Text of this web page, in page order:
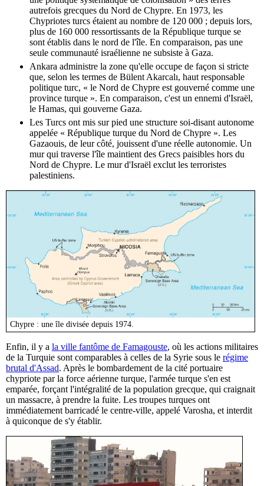
autrefois grecques du Nord de Chypre. En 1973, les
Chypriotes turcs étaient au nombre de 120 000 ; depuis lors,
plus de 160 000 ressortissants de la République turque se
sont établis dans le nord de l'île. En comparaison, pas une
seule communauté israélienne ne subsiste à Gaza.
Ankara administre la zone qu'elle occupe de façon si stricte
que, selon les termes de Bülent Akarcalı, haut responsable
politique turc, « le Nord de Chypre est gouverné comme une
province turque ». En comparaison, c'est un ennemi d'Israël,
le Hamas, qui gouverne Gaza.
Les Turcs ont mis sur pied une structure soi-disant autonome
appelée « République turque du Nord de Chypre ». Les
Gazaouis, de leur côté, jouissent d'une réelle autonomie. Un
mur qui traverse l'île maintient des Grecs paisibles hors du
Nord de Chypre. Le mur d'Israël exclut les terroristes
palestiniens.
Chypre : une île divisée depuis 1974.
Enfin, il y a la ville fantôme de Famagouste, où les actions militaires
de la Turquie sont comparables à celles de la Syrie sous le régime
brutal d'Assad. Après le bombardement de la cité portuaire
chypriote par la force aérienne turque, l'armée turque s'en est
emparée, forçant l'intégralité de la population grecque, qui craignait
un massacre, à prendre la fuite. Les troupes turques ont
immédiatement barricadé le centre-ville, appelé Varosha, et interdit
à quiconque de s'y établir.